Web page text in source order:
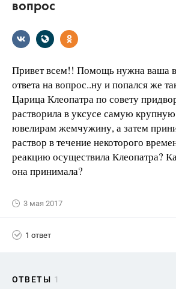
вопрос
Привет всем!! Помощь нужна ваша
ответа на вопрос..ну и попался же
Царица Клеопатра по совету
растворила в уксусе самую
ювелирам жемчужину, а затем
раствор в течение некоторого
реакцию осуществила Клеопатра?
она принимала?
3 мая 2017
1 ответ
ОТВЕТЫ 1